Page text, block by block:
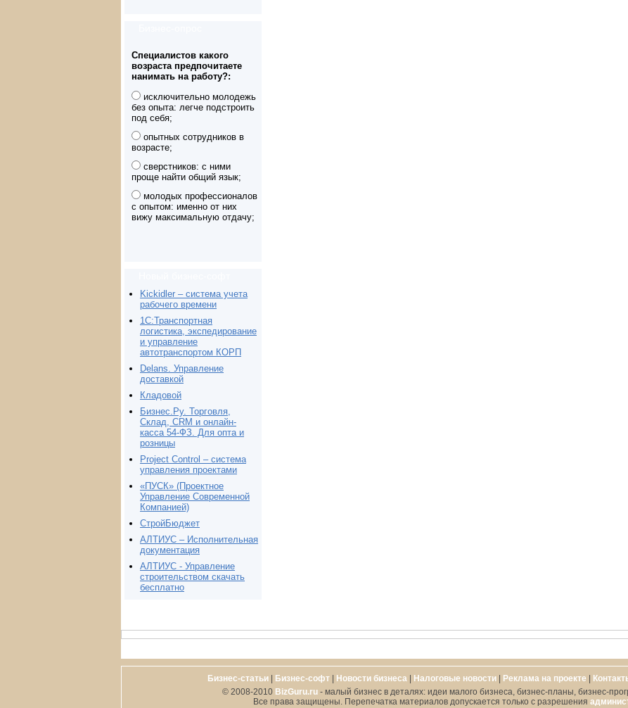
Специалистов какого
возраста предпочитаете
нанимать на работу?:
исключительно молодежь
без опыта: легче подстроить
под себя;
опытных сотрудников в
возрасте;
сверстников: с ними
проще найти общий язык;
молодых профессионалов
с опытом: именно от них
вижу максимальную отдачу;
Kickidler – система учета
рабочего времени
1С:Транспортная
логистика, экспедирование
и управление
автотранспортом КОРП
Delans. Управление
доставкой
Кладовой
Бизнес.Ру. Торговля,
Склад, CRM и онлайн-
касса 54-ФЗ. Для опта и
розницы
Project Сontrol – система
управления проектами
«ПУСК» (Проектное
Управление Современной
Компанией)
СтройБюджет
АЛТИУС – Исполнительная
документация
АЛТИУС - Управление
строительством скачать
бесплатно
Бизнес-статьи| Бизнес-софт| Новости бизнеса | Налоговые новости| Реклама на проекте |
© 2008-2010 BizGuru.ru- малый бизнес в деталях: идеи малого бизнеса, бизнес-планы, бизнес-
Все права защищены. Перепечатка материалов допускается только с разрешения